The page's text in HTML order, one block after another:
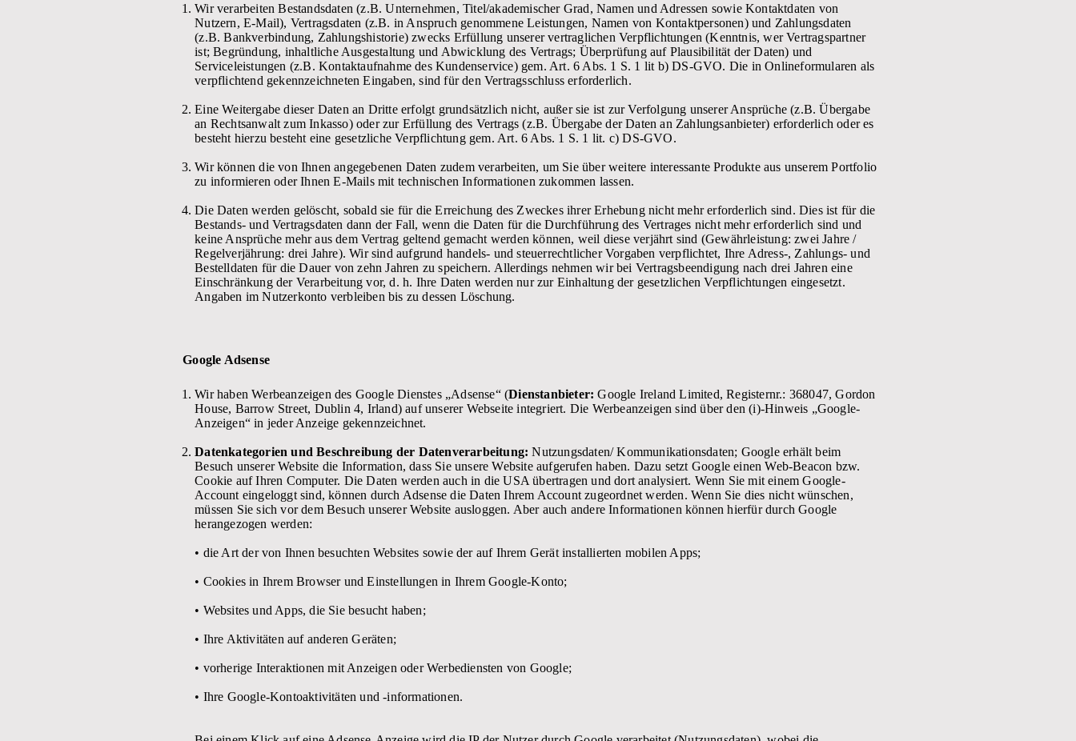
Wir verarbeiten Bestandsdaten (z.B. Unternehmen, Titel/akademischer Grad, Namen und Adressen sowie Kontaktdaten von
Nutzern, E-Mail), Vertragsdaten (z.B. in Anspruch genommene Leistungen, Namen von Kontaktpersonen) und Zahlungsdaten
(z.B. Bankverbindung, Zahlungshistorie) zwecks Erfüllung unserer vertraglichen Verpflichtungen (Kenntnis, wer Vertragspartner
ist; Begründung, inhaltliche Ausgestaltung und Abwicklung des Vertrags; Überprüfung auf Plausibilität der Daten) und
Serviceleistungen (z.B. Kontaktaufnahme des Kundenservice) gem. Art. 6 Abs. 1 S. 1 lit b) DS-GVO. Die in Onlineformularen als
verpflichtend gekennzeichneten Eingaben, sind für den Vertragsschluss erforderlich.
Eine Weitergabe dieser Daten an Dritte erfolgt grundsätzlich nicht, außer sie ist zur Verfolgung unserer Ansprüche (z.B. Übergabe
an Rechtsanwalt zum Inkasso) oder zur Erfüllung des Vertrags (z.B. Übergabe der Daten an Zahlungsanbieter) erforderlich oder es
besteht hierzu besteht eine gesetzliche Verpflichtung gem. Art. 6 Abs. 1 S. 1 lit. c) DS-GVO.
Wir können die von Ihnen angegebenen Daten zudem verarbeiten, um Sie über weitere interessante Produkte aus unserem Portfolio
zu informieren oder Ihnen E-Mails mit technischen Informationen zukommen lassen.
Die Daten werden gelöscht, sobald sie für die Erreichung des Zweckes ihrer Erhebung nicht mehr erforderlich sind. Dies ist für die
Bestands- und Vertragsdaten dann der Fall, wenn die Daten für die Durchführung des Vertrages nicht mehr erforderlich sind und
keine Ansprüche mehr aus dem Vertrag geltend gemacht werden können, weil diese verjährt sind (Gewährleistung: zwei Jahre /
Regelverjährung: drei Jahre). Wir sind aufgrund handels- und steuerrechtlicher Vorgaben verpflichtet, Ihre Adress-, Zahlungs- und
Bestelldaten für die Dauer von zehn Jahren zu speichern. Allerdings nehmen wir bei Vertragsbeendigung nach drei Jahren eine
Einschränkung der Verarbeitung vor, d. h. Ihre Daten werden nur zur Einhaltung der gesetzlichen Verpflichtungen eingesetzt.
Angaben im Nutzerkonto verbleiben bis zu dessen Löschung.
Google Adsense
Wir haben Werbeanzeigen des Google Dienstes „Adsense“ (Dienstanbieter: Google Ireland Limited, Registernr.: 368047, Gordon
House, Barrow Street, Dublin 4, Irland) auf unserer Webseite integriert. Die Werbeanzeigen sind über den (i)-Hinweis „Google-
Anzeigen“ in jeder Anzeige gekennzeichnet.
Datenkategorien und Beschreibung der Datenverarbeitung: Nutzungsdaten/ Kommunikationsdaten; Google erhält beim
Besuch unserer Website die Information, dass Sie unsere Website aufgerufen haben. Dazu setzt Google einen Web-Beacon bzw.
Cookie auf Ihren Computer. Die Daten werden auch in die USA übertragen und dort analysiert. Wenn Sie mit einem Google-
Account eingeloggt sind, können durch Adsense die Daten Ihrem Account zugeordnet werden. Wenn Sie dies nicht wünschen,
müssen Sie sich vor dem Besuch unserer Website ausloggen. Aber auch andere Informationen können hierfür durch Google
herangezogen werden:
• die Art der von Ihnen besuchten Websites sowie der auf Ihrem Gerät installierten mobilen Apps;
• Cookies in Ihrem Browser und Einstellungen in Ihrem Google-Konto;
• Websites und Apps, die Sie besucht haben;
• Ihre Aktivitäten auf anderen Geräten;
• vorherige Interaktionen mit Anzeigen oder Werbediensten von Google;
• Ihre Google-Kontoaktivitäten und -informationen.